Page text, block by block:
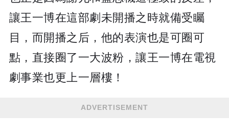
讓王一博在這部劇未開播之時就備受矚
目，而開播之后，他的表演也是可圈可
點，直接圈了一大波粉，讓王一博在電視
劇事業也更上一層樓！
ADVERTISEMENT